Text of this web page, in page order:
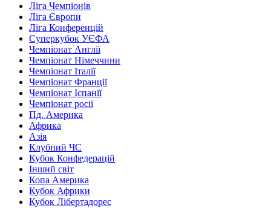
Ліга Чемпіонів
Ліга Європи
Ліга Конференцій
Суперкубок УЄФА
Чемпіонат Англії
Чемпіонат Німеччини
Чемпіонат Італії
Чемпіонат Франції
Чемпіонат Іспанії
Чемпіонат росії
Пд. Америка
Африка
Азія
Клубний ЧС
Кубок Конфедерацій
Інший світ
Копа Америка
Кубок Африки
Кубок Лібертадорес